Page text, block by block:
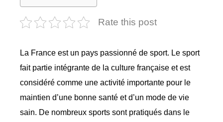
Rate this post
La France est un pays passionné de sport. Le sport
fait partie intégrante de la culture française et est
considéré comme une activité importante pour le
maintien d’une bonne santé et d’un mode de vie
sain. De nombreux sports sont pratiqués dans le